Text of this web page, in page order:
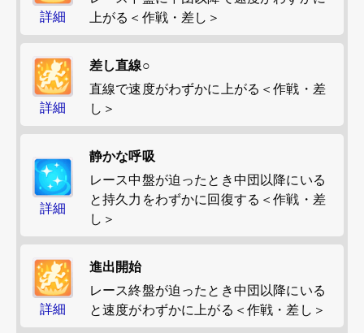
詳細
上がる＜作戦・差し＞
詳細
差し直線○
直線で速度がわずかに上がる＜作戦・差
し＞
詳細
静かな呼吸
レース中盤が迫ったとき中団以降にいる
と持久力をわずかに回復する＜作戦・差
し＞
詳細
進出開始
レース終盤が迫ったとき中団以降にいる
と速度がわずかに上がる＜作戦・差し＞